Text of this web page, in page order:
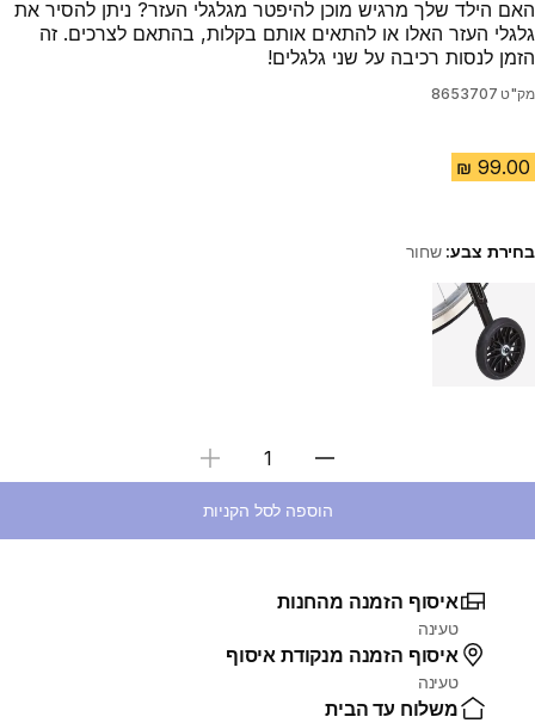
האם הילד שלך מרגיש מוכן להיפטר מגלגלי העזר? ניתן להסיר את
גלגלי העזר האלו או להתאים אותם בקלות, בהתאם לצרכים. זה
הזמן לנסות רכיבה על שני גלגלים!
מק"ט 8653707
בחירת צבע:שחור
Choose a variant
בחירת כמות
הוספה לסל הקניות
איסוף הזמנה מהחנות
טעינה
איסוף הזמנה מנקודת איסוף
טעינה
משלוח עד הבית